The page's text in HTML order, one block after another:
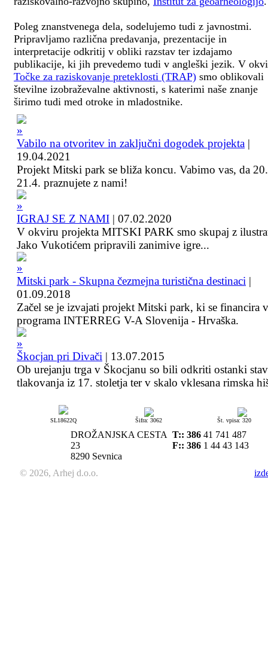
Poleg znanstvenega dela, sodelujemo tudi z javnostmi.
Pripravljamo različna predavanja, prezentacije in
interpretacije odkritij v obliki razstav ter izdajamo
publikacije, ki jih prevedemo tudi v angleški jezik. V
Točke za raziskovanje preteklosti (TRAP) smo oblikovali
številne izobraževalne aktivnosti, s katerimi naše znanje
širimo tudi med otroke in mladostnike.
Vabilo na otvoritev in zaključni dogodek projekta |
19.04.2021
Projekt Mitski park se bliža koncu. Vabimo vas, da
21.4. praznujete z nami!
IGRAJ SE Z NAMI | 07.02.2020
V okviru projekta MITSKI PARK smo skupaj z
Jako Vukotićem pripravili zanimive igre...
Mitski park - Skupna čezmejna turistična destinaci |
01.09.2018
Začel se je izvajati projekt Mitski park, ki se financira
programa INTERREG V-A Slovenija - Hrvaška.
Škocjan pri Divači | 13.07.2015
Ob urejanju trga v Škocjanu so bili odkriti ostanki
tlakovanja iz 17. stoletja ter v skalo vklesana rimska
SL18622Q Šifra: 3062 Št. vpisa: 320
DROŽANJSKA CESTA
23
8290 Sevnica
T:: 386 41 741 487
F:: 386 1 44 43 143
© 2026, Arhej d.o.o.